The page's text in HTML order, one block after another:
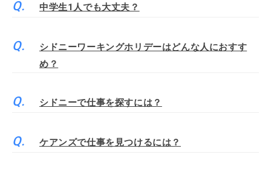
中学生1人でも大丈夫？
シドニーワーキングホリデーはどんな人におすす
め？
シドニーで仕事を探すには？
ケアンズで仕事を見つけるには？